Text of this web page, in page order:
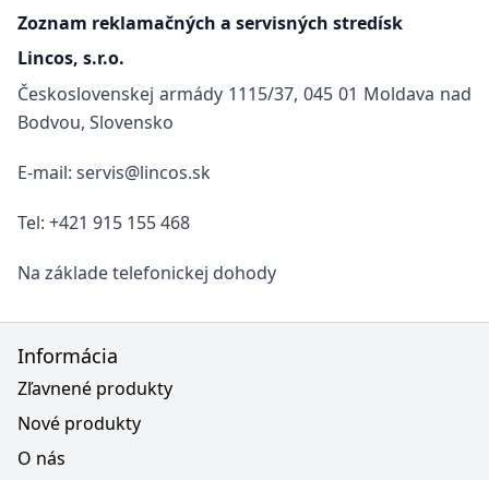
Zoznam reklamačných a servisných stredísk
Lincos, s.r.o.
Československej armády 1115/37, 045 01 Moldava nad
Bodvou, Slovensko
E-mail: servis@lincos.sk
Tel: +421 915 155 468
Na základe telefonickej dohody
Informácia
Zľavnené produkty
Nové produkty
O nás